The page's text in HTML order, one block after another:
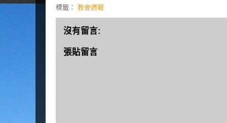
標籤： 教會週報
沒有留言:
張貼留言